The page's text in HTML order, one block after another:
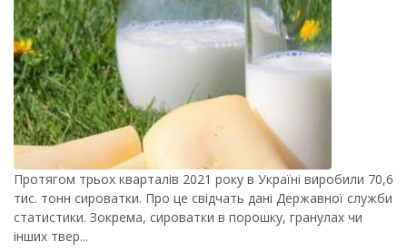
Протягом трьох кварталів 2021 року в Україні виробили 70,6
тис. тонн сироватки. Про це свідчать дані Державної служби
статистики. Зокрема, сироватки в порошку, гранулах чи
інших твер...